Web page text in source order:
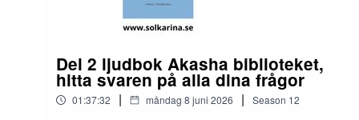
https://www.youtube.com/@solkarinaKalender:htt
ps://solkarina.se/kalender/
Del 2 ljudbok Akasha biblioteket,
hitta svaren på alla dina frågor
01:37:32 | måndag 8 juni 2026 | Season 12